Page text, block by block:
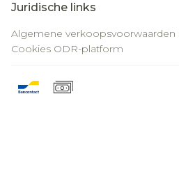
Juridische links
Algemene verkoopsvoorwaarden
Cookies ODR-platform